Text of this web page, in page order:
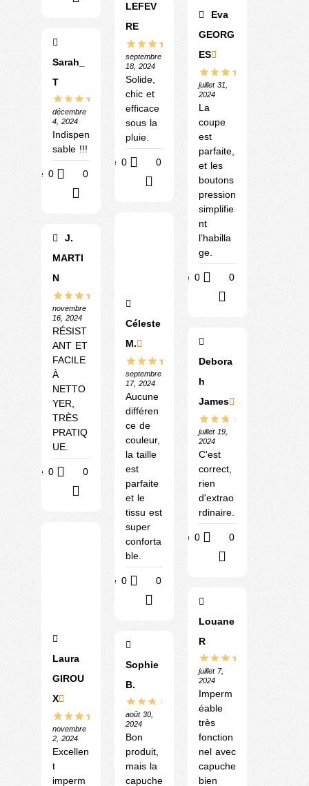
Sarah_
T
décembre
4, 2024
Indispen
sable !!!
Utile 0 0
J.
MARTI
N
novembre
16, 2024
RÉSIST
ANT ET
FACILE
À
NETTO
YER,
TRÈS
PRATIQ
UE.
Utile 0 0
Laura
GIROU
X
novembre
2, 2024
Excellen
t
imperm
LEFEV
RE
septembre
18, 2024
Solide,
chic et
efficace
sous la
pluie.
Utile 0 0
Céleste
M.
septembre
17, 2024
Aucune
différen
ce de
couleur,
la taille
est
parfaite
et le
tissu est
super
conforta
ble.
Utile 0 0
Sophie
B.
août 30,
2024
Bon
produit,
mais la
capuche
Eva
GEORG
ES
juillet 31,
2024
La
coupe
est
parfaite,
et les
boutons
pression
simplifie
nt
l’habilla
ge.
Utile 0 0
Debora
h
James
juillet 19,
2024
C'est
correct,
rien
d'extrao
rdinaire.
Utile 0 0
Louane
R
juillet 7,
2024
Imperm
éable
très
fonction
nel avec
capuche
bien